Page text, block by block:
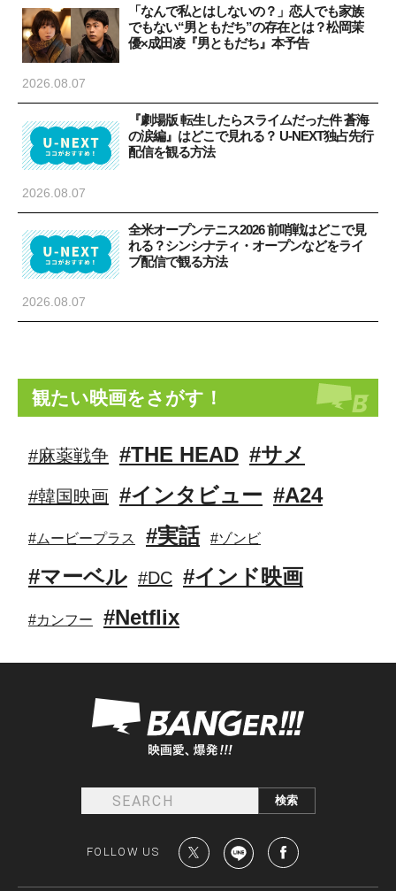
「なんで私とはしないの？」恋人でも家族
でもない“男ともだち”の存在とは？松岡茉
優×成田凌『男ともだち』本予告
2026.08.07
『劇場版 転生したらスライムだった件 蒼海
の涙編』はどこで見れる？ U-NEXT独占先行
配信を観る方法
2026.08.07
全米オープンテニス2026 前哨戦はどこで見
れる？シンシナティ・オープンなどをライ
ブ配信で観る方法
2026.08.07
観たい映画をさがす！
#麻薬戦争 #THE HEAD #サメ
#韓国映画 #インタビュー #A24
#ムービープラス #実話 #ゾンビ
#マーベル #DC #インド映画
#カンフー #Netflix
FOLLOW US